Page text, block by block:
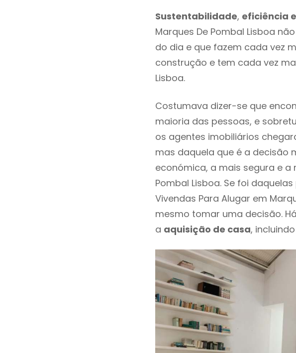
Sustentabilidade, eficiência
Marques De Pombal Lisboa
do dia e que fazem cada vez
construção e tem cada vez
Lisboa.
Costumava dizer-se que
maioria das pessoas, e
os agentes imobiliários
mas daquela que é a decisão
económica, a mais segura e a
Pombal Lisboa. Se foi
Vivendas Para Alugar em
mesmo tomar uma decisão.
a aquisição de casa,